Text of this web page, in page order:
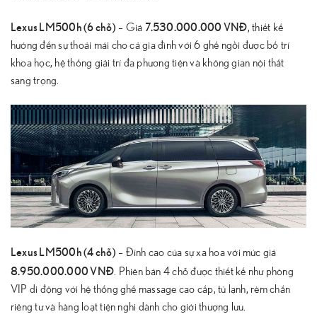
Lexus LM500h (6 chỗ)– Giá 7.530.000.000 VNĐ, thiết kế
hướng đến sự thoải mái cho cả gia đình với 6 ghế ngồi được bố trí
khoa học, hệ thống giải trí đa phương tiện và không gian nội thất
sang trọng.
Lexus LM500h (4 chỗ)– Đỉnh cao của sự xa hoa với mức giá
8.950.000.000 VNĐ . Phiên bản 4 chỗ được thiết kế như phòng
VIP di động với hệ thống ghế massage cao cấp, tủ lạnh, rèm chắn
riêng tư và hàng loạt tiện nghi dành cho giới thượng lưu.